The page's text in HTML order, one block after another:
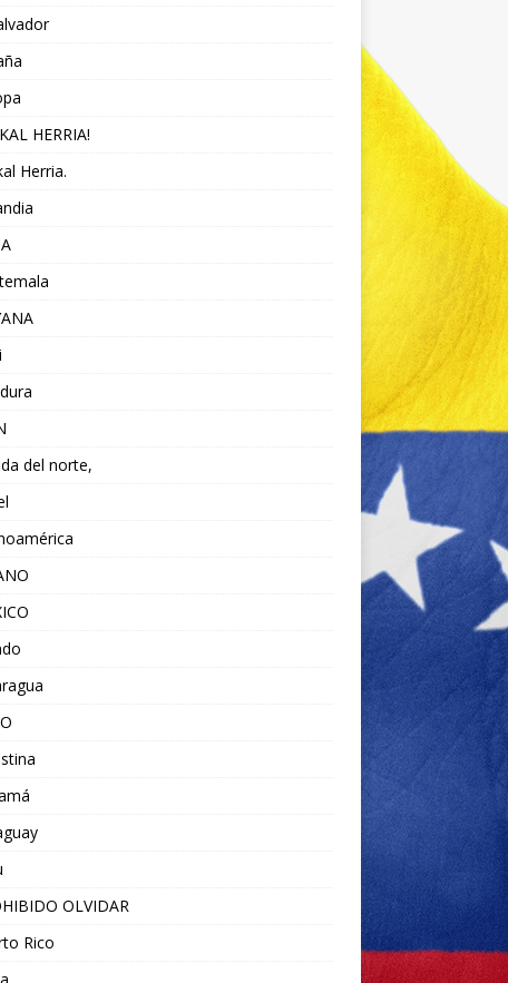
HERRIA!
Herria.
del norte,
OLVIDAR
Rico